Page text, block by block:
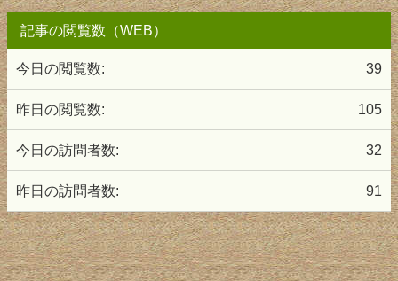
記事の閲覧数（WEB）
39
今日の閲覧数:
105
昨日の閲覧数:
32
今日の訪問者数:
91
昨日の訪問者数: